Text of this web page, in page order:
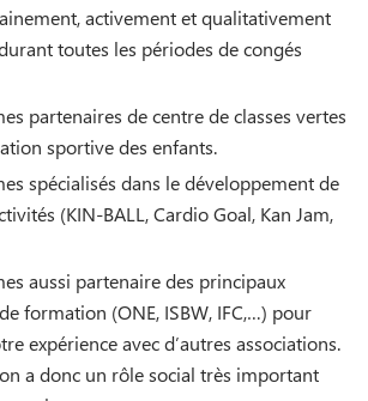
activement et qualitativement
toutes les périodes de congés
partenaires de centre de classes vertes
sportive des enfants.
spécialisés dans le développement de
(KIN-BALL, Cardio Goal, Kan Jam,
aussi partenaire des principaux
formation (ONE, ISBW, IFC,…) pour
expérience avec d’autres associations.
a donc un rôle social très important